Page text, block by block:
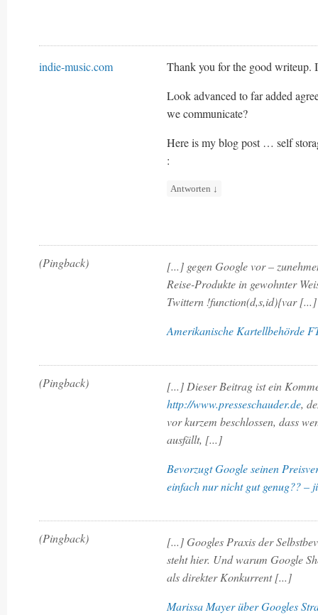
indie-music.com
Thank you for the good writeup.
Look advanced to far added
we communicate?
Here is my blog post … self
:
Antworten ↓
(Pingback)
[...] gegen Google vor –
Reise-Produkte in gewohnter
Twittern !function(d,s,id){var [...]
Amerikanische Kartellbehörde
(Pingback)
[...] Dieser Beitrag ist ein
http://www.presseschauder.de,
vor kurzem beschlossen, dass
ausfällt, [...]
Bevorzugt Google seinen
einfach nur nicht gut genug?? –
(Pingback)
[...] Googles Praxis der
steht hier. Und warum Google
als direkter Konkurrent [...]
Marissa Mayer über Googles